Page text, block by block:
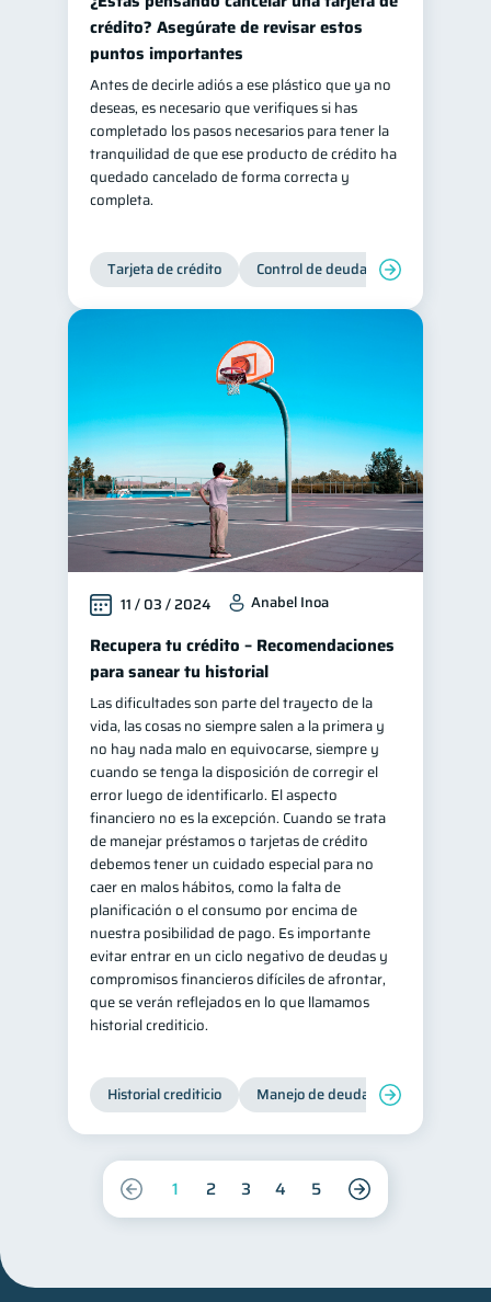
crédito? Asegúrate de revisar estos
puntos importantes
Antes de decirle adiós a ese plástico que ya no
deseas, es necesario que verifiques si has
completado los pasos necesarios para tener la
tranquilidad de que ese producto de crédito ha
quedado cancelado de forma correcta y
completa.
Tarjeta de crédito Control de deudas
11 / 03 / 2024 Anabel Inoa
Recupera tu crédito – Recomendaciones
para sanear tu historial
Las dificultades son parte del trayecto de la
vida, las cosas no siempre salen a la primera y
no hay nada malo en equivocarse, siempre y
cuando se tenga la disposición de corregir el
error luego de identificarlo. El aspecto
financiero no es la excepción. Cuando se trata
de manejar préstamos o tarjetas de crédito
debemos tener un cuidado especial para no
caer en malos hábitos, como la falta de
planificación o el consumo por encima de
nuestra posibilidad de pago. Es importante
evitar entrar en un ciclo negativo de deudas y
compromisos financieros difíciles de afrontar,
que se verán reflejados en lo que llamamos
historial crediticio.
Historial crediticio Manejo de deudas
1 2 3 4 5